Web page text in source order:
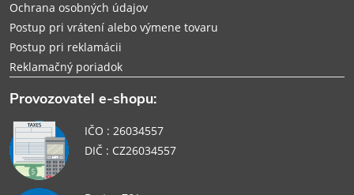
Ochrana osobných údajov
Postup pri vrátení alebo výmene tovaru
Postup pri reklamácii
Reklamačný poriadok
Provozovatel e-shopu:
IČO : 26034557
DIČ : CZ26034557